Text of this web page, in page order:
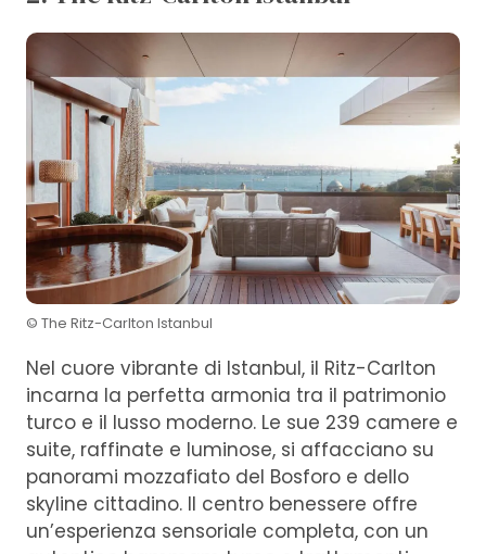
© The Ritz-Carlton Istanbul
Nel cuore vibrante di Istanbul, il Ritz-Carlton
incarna la perfetta armonia tra il patrimonio
turco e il lusso moderno. Le sue 239 camere e
suite, raffinate e luminose, si affacciano su
panorami mozzafiato del Bosforo e dello
skyline cittadino. Il centro benessere offre
un’esperienza sensoriale completa, con un